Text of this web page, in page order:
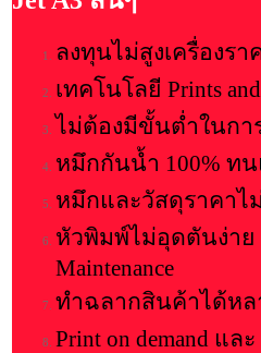
ลงทุนไม่สูงเครื่องรา
เทคโนโลยี Prints
ไม่ต้องมีขั้นต่ำในกา
หมึกกันน้ำ 100% ท
หมึกและวัสดุราคาไ
หัวพิมพ์ไม่อุดตันง่าย
Maintenance
ทำฉลากสินค้าได้ห
Print on demand และ